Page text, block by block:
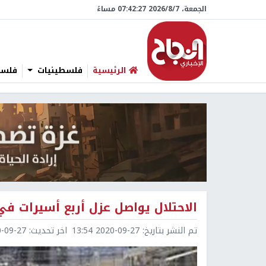
الجمعة، 7/‏8/‏2026 07:42:28 مساءً
الرئيسية فلسطينيات
الاحتلال يواصل عزل أربع
تم النشر بتاريخ: 2020-09-27 13:54 اخر تحديث: 27 13:54